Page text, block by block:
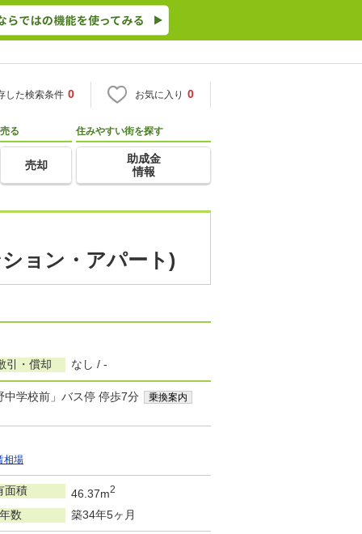
した検索条件 0 お気に入り 0
売る
売却
住みやすい街を探す
助成金
情報
ョン・アパート)
引・償却 なし / -
中学校前」バス停 停歩7分
乗換案内
相場
面積 46.37m2
数 築34年5ヶ月